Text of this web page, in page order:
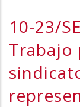
para
la
las
insta
de
a
10-23/
Trabajo